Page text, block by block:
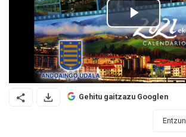
Gehitu gaitzazu Googlen
Entzun